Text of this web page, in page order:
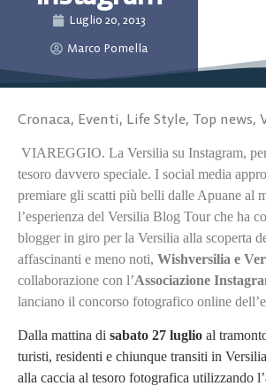
Luglio 20, 2013
Marco Pomella
Cronaca, Eventi, Life Style, Top news,
VIAREGGIO. La Versilia su Instagram,
tesoro davvero speciale. I social media
premiare gli scatti più belli dalle Apuane al
l’esperienza del Versilia Blog Tour che ha
blogger in giro per la Versilia alla scoperta
affascinanti e meno noti, Wishversilia e
collaborazione con l’Associazione
lanciano il concorso fotografico online
Dalla mattina di sabato 27 luglio al
turisti, residenti e chiunque transiti in
alla caccia al tesoro fotografica utilizzando